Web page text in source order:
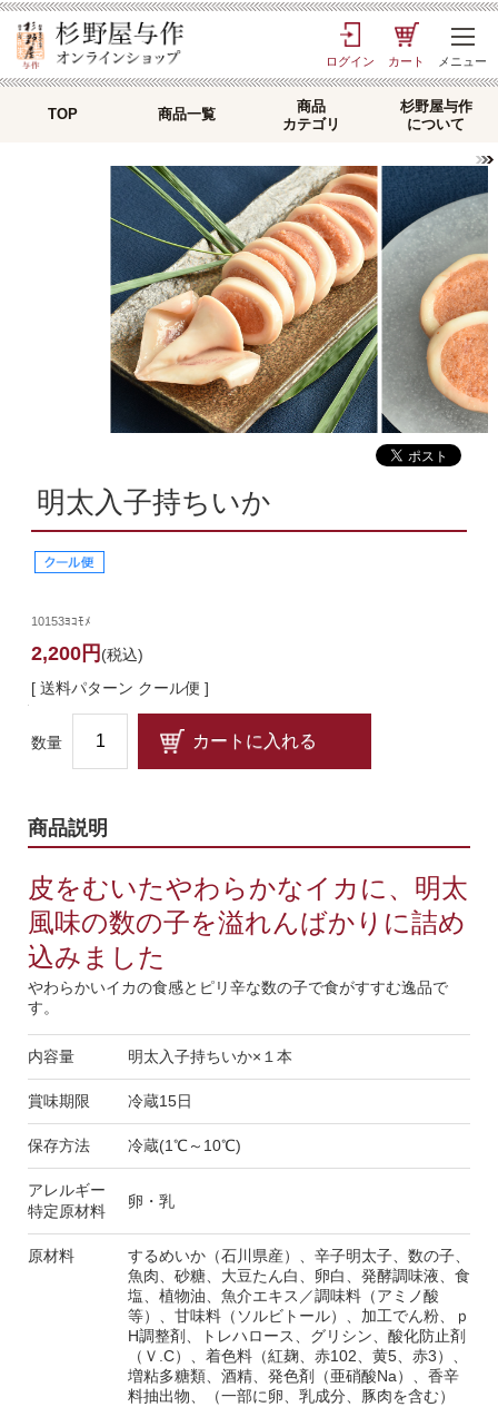
ログイン カート メニュー
TOP 商品一覧
商品
カテゴリ
杉野屋与作
について
明太入子持ちいか
10153ﾖｺﾓﾒ
2,200円 (税込)
[ 送料パターン クール便 ]
数量
商品説明
皮をむいたやわらかなイカに、明太
風味の数の子を溢れんばかりに詰め
込みました
やわらかいイカの食感とピリ辛な数の子で食がすすむ逸品で
す。
内容量 明太入子持ちいか×１本
賞味期限 冷蔵15日
保存方法 冷蔵(1℃～10℃)
アレルギー
特定原材料
卵・乳
原材料
するめいか（石川県産）、辛子明太子、数の子、
魚肉、砂糖、大豆たん白、卵白、発酵調味液、食
塩、植物油、魚介エキス／調味料（アミノ酸
等）、甘味料（ソルビトール）、加工でん粉、ｐ
H調整剤、トレハロース、グリシン、酸化防止剤
（Ｖ.C）、着色料（紅麹、赤102、黄5、赤3）、
増粘多糖類、酒精、発色剤（亜硝酸Na）、香辛
料抽出物、（一部に卵、乳成分、豚肉を含む）